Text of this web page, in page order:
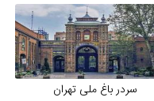
سردر باغ ملی تهران